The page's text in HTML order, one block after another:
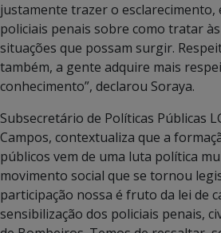
justamente trazer o
policiais penais sobre como tratar
situações que possam surgir.
também, a gente adquire mais
conhecimento”, declarou Soraya.
Subsecretário de Políticas Públicas
Campos, contextualiza que a
públicos vem de uma luta política
movimento social que se tornou
participação nossa é fruto da lei de
sensibilização dos policiais penais,